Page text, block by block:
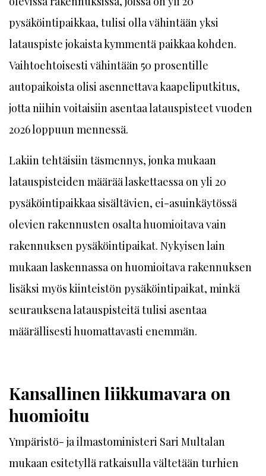
pysäköintipaikkaa, tulisi olla vähintään yksi
latauspiste jokaista kymmentä paikkaa kohden.
Vaihtoehtoisesti vähintään 50 prosentille
autopaikoista olisi asennettava kaapeliputkitus,
jotta niihin voitaisiin asentaa latauspisteet vuoden
2026 loppuun mennessä.
Lakiin tehtäisiin täsmennys, jonka mukaan
latauspisteiden määrää laskettaessa on yli 20
pysäköintipaikkaa sisältävien, ei-asuinkäytössä
olevien rakennusten osalta huomioitava vain
rakennuksen pysäköintipaikat. Nykyisen lain
mukaan laskennassa on huomioitava rakennuksen
lisäksi myös kiinteistön pysäköintipaikat, minkä
seurauksena latauspisteitä tulisi asentaa
määrällisesti huomattavasti enemmän.
Kansallinen liikkumavara on
huomioitu
Ympäristö- ja ilmastoministeri Sari Multalan
mukaan esitetyllä ratkaisulla vältetään turhien